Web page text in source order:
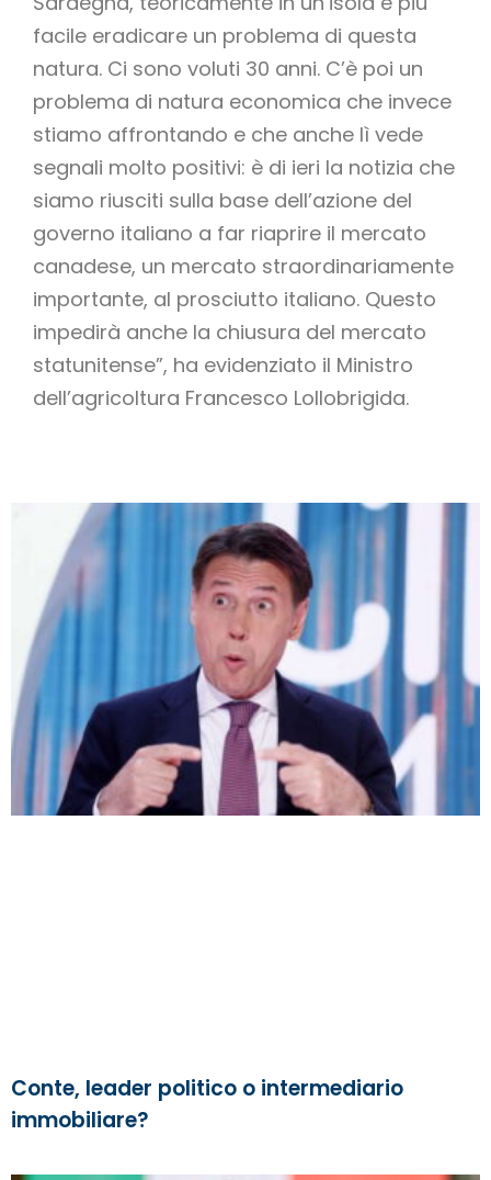
facile eradicare un problema di questa
natura. Ci sono voluti 30 anni. C’è poi un
problema di natura economica che invece
stiamo affrontando e che anche lì vede
segnali molto positivi: è di ieri la notizia che
siamo riusciti sulla base dell’azione del
governo italiano a far riaprire il mercato
canadese, un mercato straordinariamente
importante, al prosciutto italiano. Questo
impedirà anche la chiusura del mercato
statunitense”, ha evidenziato il Ministro
dell’agricoltura Francesco Lollobrigida.
Conte, leader politico o intermediario
immobiliare?